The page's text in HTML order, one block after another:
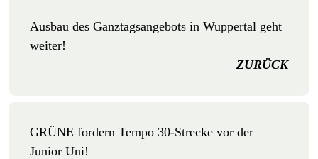
Ausbau des Ganztagsangebots in Wuppertal geht
weiter!
ZURÜCK
GRÜNE fordern Tempo 30-Strecke vor der
Junior Uni!